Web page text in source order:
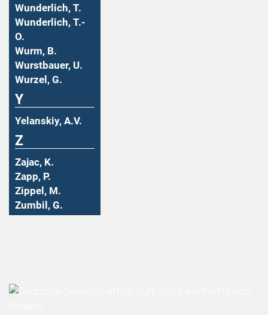
Wunderlich, T.
Wunderlich, T.-
O.
Wurm, B.
Wurstbauer, U.
Wurzel, G.
Y
Yelanskiy, A.V.
Z
Zajac, K.
Zapp, P.
Zippel, M.
Zumbil, G.